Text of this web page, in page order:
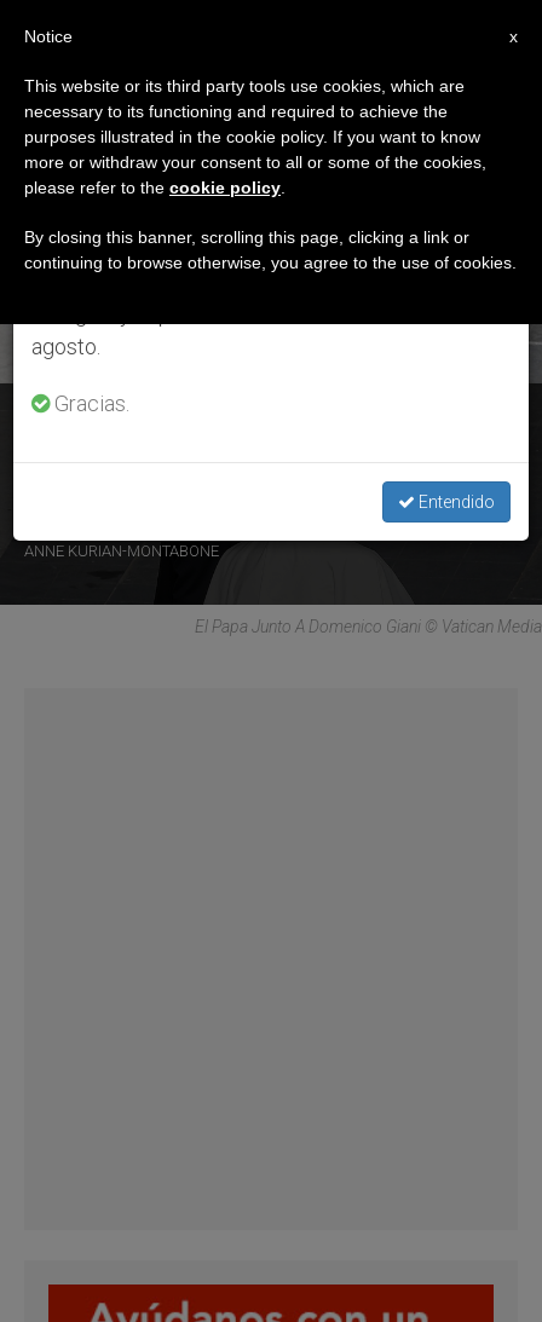
ETIQUETA
Posts Tagged
‘filtracion’
ÚLTIMAS NOTICIAS
Gendarmería Vaticana: El Papa visita a la familia del ex
ANNE KURIAN-MONTABONE
El Papa Junto A Domenico Giani © Vatican Media
×
Aviso importante
Del 27 de julio al 7 de agosto haremos la pausa
anual, aprovechando que en el periodo de verano
se generan menos informaciones y también el
agosto.
Gracias.
Entendido
x
Notice
This website or its third party tools use cookies, which are
necessary to its functioning and required to achieve the
purposes illustrated in the cookie policy. If you want to know
more or withdraw your consent to all or some of the cookies,
please refer to the cookie policy
By closing this banner, scrolling this page, clicking a link or
continuing to browse otherwise, you agree to the use of cookies.